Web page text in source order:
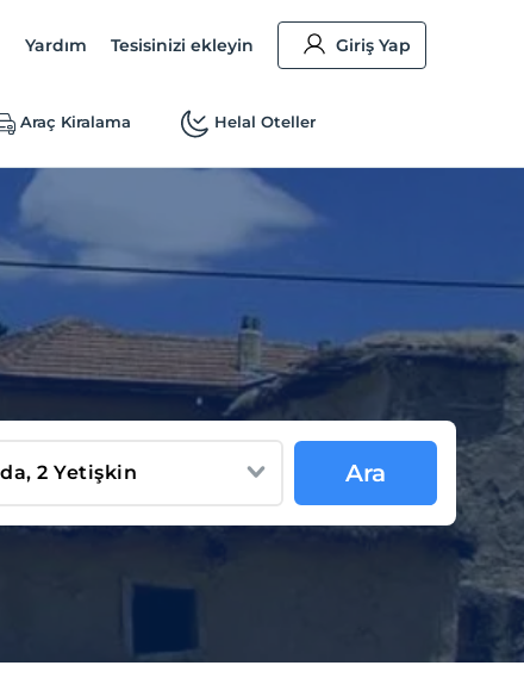
Yardım Tesisinizi ekleyin Giriş Yap
Araç Kiralama Helal Oteller
Ara